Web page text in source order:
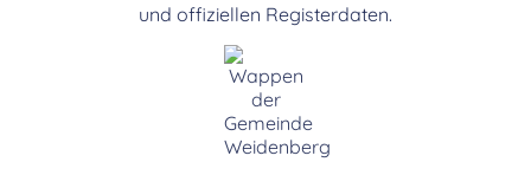
und offiziellen Registerdaten.